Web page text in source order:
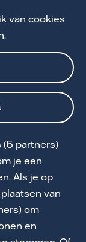
van cookies
partners)
je een
Als je op
van
om
en
aan